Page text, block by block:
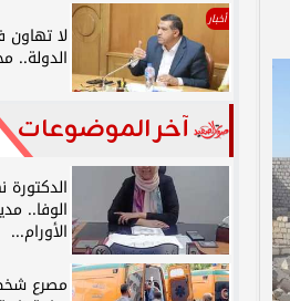
أخبار
لا
الدولة..
آخر الموضوعات
الوفا..
الأورام...
مصرع